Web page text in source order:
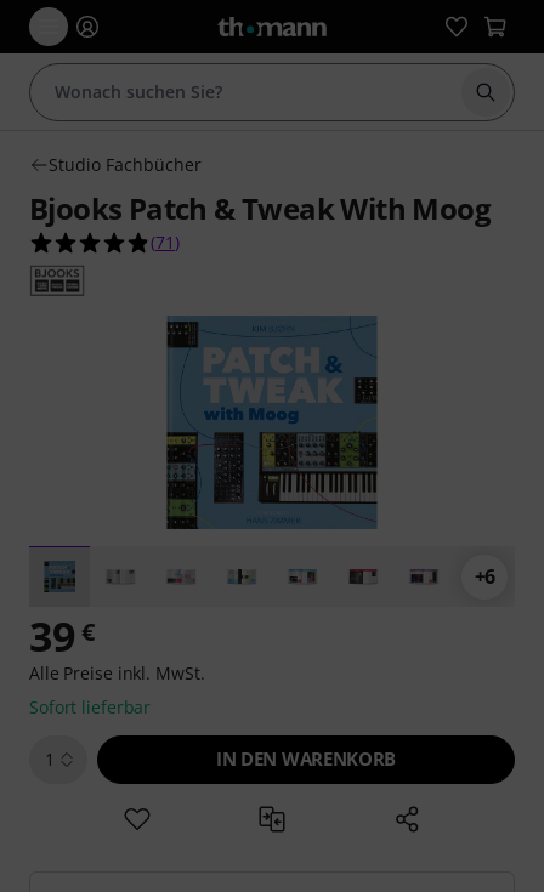
Suche
Studio Fachbücher
Bjooks Patch & Tweak With Moog
4.9 von 5 Sternen aus 71 Kundenbewertungen
(71 )
+6
39 €
Alle Preise inkl. MwSt.
Sofort lieferbar
1 IN DEN WARENKORB